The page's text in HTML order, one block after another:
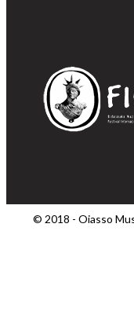
© 2018 - Oiasso